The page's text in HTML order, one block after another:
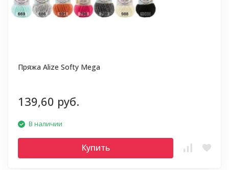
Пряжа Alize Softy Mega
139,60 руб.
В наличии
Купить